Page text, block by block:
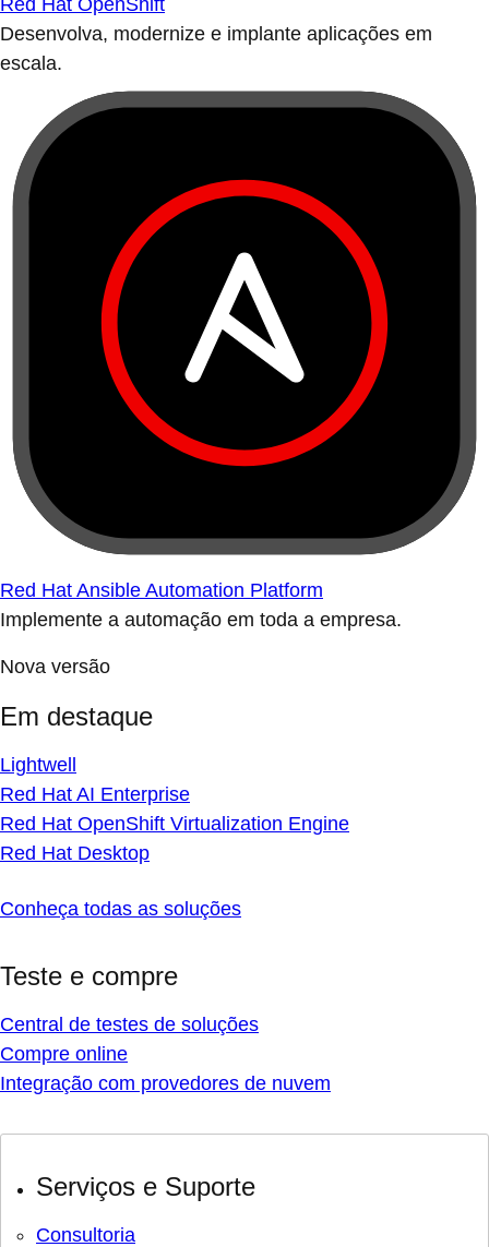
Red Hat OpenShift
Desenvolva, modernize e implante aplicações em
escala.
Red Hat Ansible Automation Platform
Implemente a automação em toda a empresa.
Nova versão
Em destaque
Lightwell
Red Hat AI Enterprise
Red Hat OpenShift Virtualization Engine
Red Hat Desktop
Conheça todas as soluções
Teste e compre
Central de testes de soluções
Compre online
Integração com provedores de nuvem
Serviços e Suporte
Consultoria